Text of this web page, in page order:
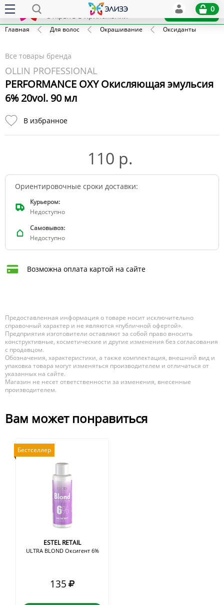
x
Открыть в приложении
Установить
0
Главная Для волос Окрашивание Оксиданты
Все товары бренда
OLLIN PROFESSIONAL
PERFORMANCE OXY Окисляющая эмульсия
6% 20vol. 90 мл
В избранное
110 р.
Ориентировочные сроки доставки:
Курьером:
Недоступно
Самовывоз:
Недоступно
Возможна оплата картой на сайте
Предоставленная информация о товаре носит исключительно
справочный характер и не являются «публичной офертой».
Предприятия изготовители оставляют за собой право вносить
конструктивные, косметические и другие изменения без согласования
с продавцом.
Обозначения, характеристики, а также комплектация, внешний вид и
упаковка товара могут изменяться производителем и отличаться от
указанных на сайте.
Магазин не несет ответственности за изменения, внесенные
производителем.
Вам может понравиться
Бестселлер
ESTEL RETAIL
ULTRA BLOND Оксигент 6%
135